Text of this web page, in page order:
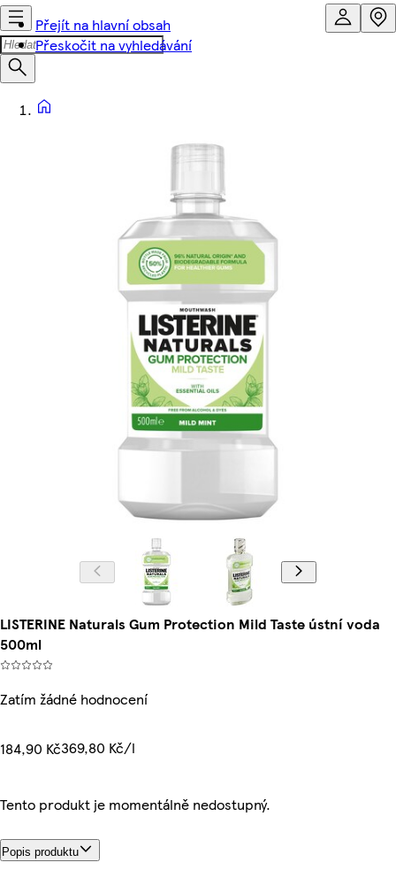
Přejít na hlavní obsah
Přeskočit na vyhledávání
LISTERINE Naturals Gum Protection Mild Taste ústní voda
500ml
Zatím žádné hodnocení
184,90 Kč369,80 Kč/l
Tento produkt je momentálně nedostupný.
Popis produktu